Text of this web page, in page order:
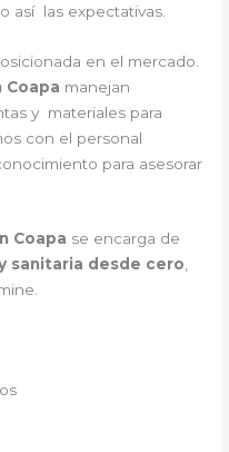
así las expectativas.
en el mercado.
manejan
y materiales para
con el personal
para asesorar
Coapa se encarga de
sanitaria desde cero,